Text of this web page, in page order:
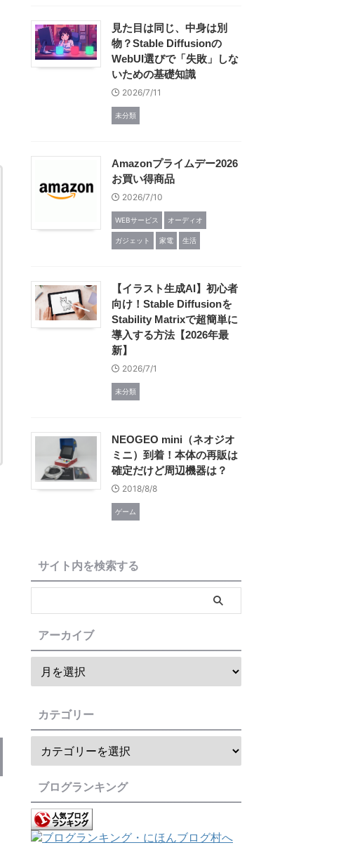
見た目は同じ、中身は別
物？Stable Diffusionの
WebUI選びで「失敗」しな
いための基礎知識
2026/7/11
未分類
Amazonプライムデー2026
お買い得商品
2026/7/10
WEBサービス オーディオ
ガジェット 家電 生活
【イラスト生成AI】初心者
向け！Stable Diffusionを
Stability Matrixで超簡単に
導入する方法【2026年最
新】
2026/7/1
未分類
NEOGEO mini（ネオジオ
ミニ）到着！本体の再販は
確定だけど周辺機器は？
2018/8/8
ゲーム
サイト内を検索する
アーカイブ
カテゴリー
ブログランキング